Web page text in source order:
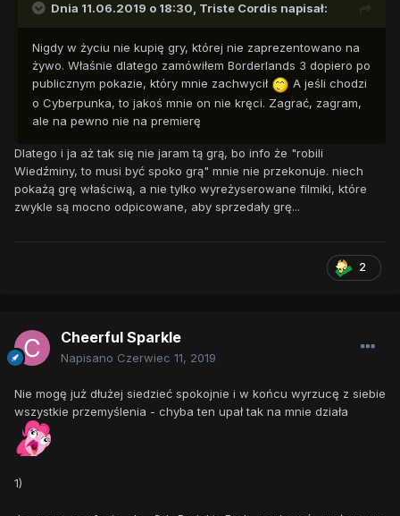
Dnia 11.06.2019 o 18:30, Triste Cordis napisał:
Nigdy w życiu nie kupię gry, której nie zaprezentowano na
żywo. Właśnie dlatego zamówiłem Borderlands 3 dopiero po
publicznym pokazie, który mnie zachwycił
A jeśli chodzi
o Cyberpunka, to jakoś mnie on nie kręci. Zagrać, zagram,
ale na pewno nie na premierę
Dlatego i ja aż tak się nie jaram tą grą, bo info że "robili
Wiedźminy, to musi być spoko grą" mnie nie przekonuje. niech
pokażą grę właściwą, a nie tylko wyreżyserowane filmiki, które
zwykle są mocno odpicowane, aby sprzedały grę...
2
Cheerful Sparkle
Napisano Czerwiec 11, 2019
Nie mogę już dłużej siedzieć spokojnie i w końcu wyrzucę z siebie
wszystkie przemyślenia - chyba ten upał tak na mnie działa
1)